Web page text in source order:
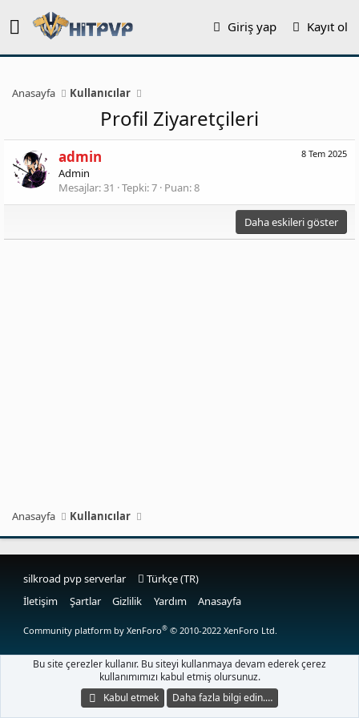
Giriş yap Kayıt ol
Anasayfa Kullanıcılar
Profil Ziyaretçileri
8 Tem 2025
admin
Admin
Mesajlar 31 Tepki 7 Puan 8
Daha eskileri göster
Anasayfa Kullanıcılar
silkroad pvp serverlar
Türkçe (TR)
İletişim
Şartlar Gizlilik Yardım Anasayfa
Community platform by XenForo® © 2010-2022 XenForo Ltd.
Bu site çerezler kullanır. Bu siteyi kullanmaya devam ederek çerez
kullanımımızı kabul etmiş olursunuz.
Kabul etmek
Daha fazla bilgi edin.…